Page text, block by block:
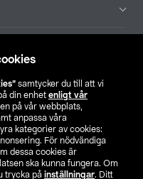
samtycker du till att vi
din enhet enligt vår
på vår webbplats,
anpassa våra
kategorier av cookies:
För nödvändiga
dessa cookies är
ska kunna fungera. Om
trycka på inställningar. Ditt
FI